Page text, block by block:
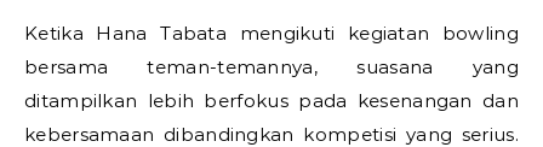
Ketika Hana Tabata mengikuti kegiatan bowling
bersama teman-temannya, suasana yang
ditampilkan lebih berfokus pada kesenangan dan
kebersamaan dibandingkan kompetisi yang serius.